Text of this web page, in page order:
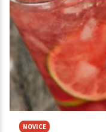
težave, srbečega in
znamka Néa Maliá, ki
po Sloveniji.
NOVICE